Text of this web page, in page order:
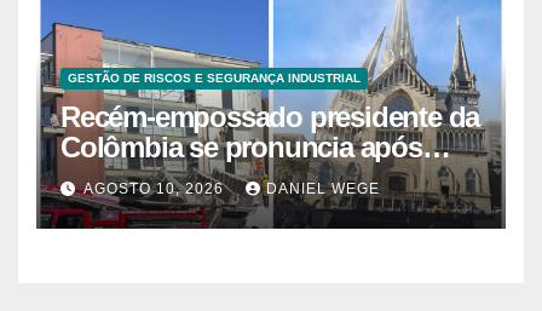
GESTÃO DE RISCOS E SEGURANÇA INDUSTRIAL
Recém-empossado presidente da
Colômbia se pronuncia após
terremoto: ‘Vocês não estão
sozinhos’
AGOSTO 10, 2026 DANIEL WEGE